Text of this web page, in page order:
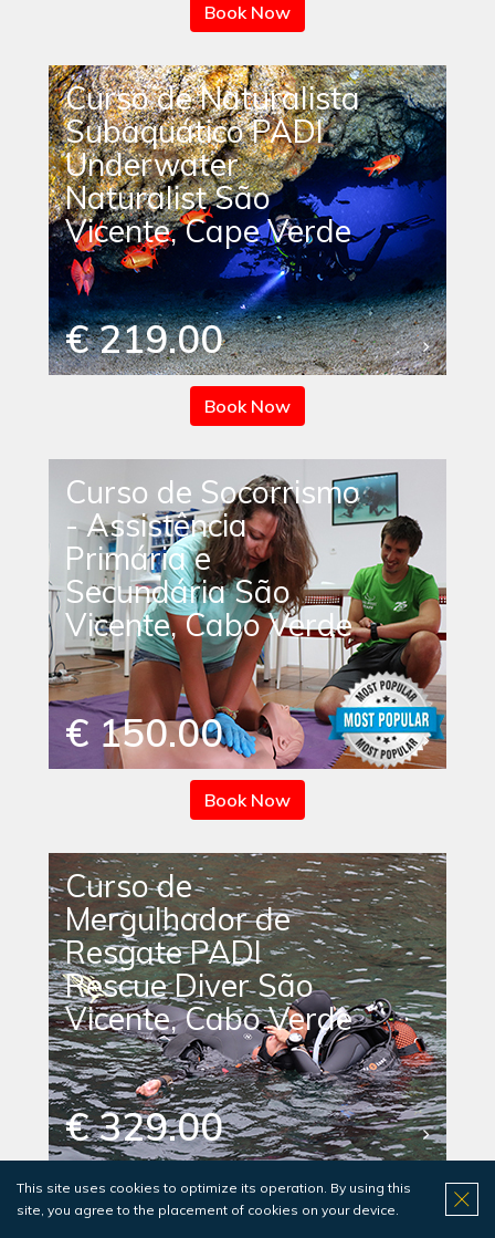
Book Now
Curso de Naturalista
Subaquático PADI
Underwater
Naturalist São
Vicente, Cape Verde
€ 219.00
Book Now
Curso de Socorrismo
- Assistência
Primária e
Secundária São
Vicente, Cabo Verde
€ 150.00
Book Now
Curso de
Mergulhador de
Resgate PADI
Rescue Diver São
Vicente, Cabo Verde
€ 329.00
Book Now
This site uses cookies to optimize its operation. By using this
site, you agree to the placement of cookies on your device.